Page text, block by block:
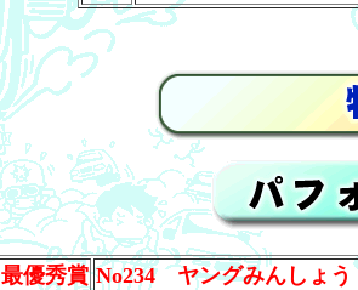
最優秀賞 No234 ヤングみんしょう